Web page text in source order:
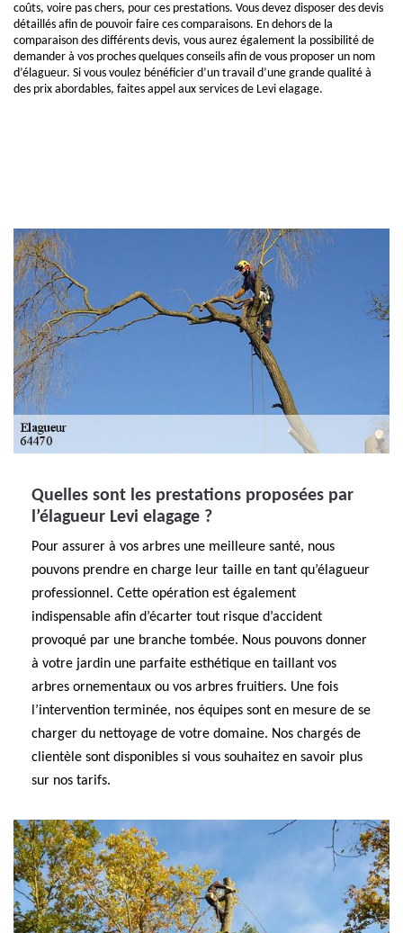
coûts, voire pas chers, pour ces prestations. Vous devez disposer des devis
détaillés afin de pouvoir faire ces comparaisons. En dehors de la
comparaison des différents devis, vous aurez également la possibilité de
demander à vos proches quelques conseils afin de vous proposer un nom
d’élagueur. Si vous voulez bénéficier d’un travail d’une grande qualité à
des prix abordables, faites appel aux services de Levi elagage.
Quelles sont les prestations proposées par
l’élagueur Levi elagage ?
Pour assurer à vos arbres une meilleure santé, nous
pouvons prendre en charge leur taille en tant qu’élagueur
professionnel. Cette opération est également
indispensable afin d’écarter tout risque d’accident
provoqué par une branche tombée. Nous pouvons donner
à votre jardin une parfaite esthétique en taillant vos
arbres ornementaux ou vos arbres fruitiers. Une fois
l’intervention terminée, nos équipes sont en mesure de se
charger du nettoyage de votre domaine. Nos chargés de
clientèle sont disponibles si vous souhaitez en savoir plus
sur nos tarifs.